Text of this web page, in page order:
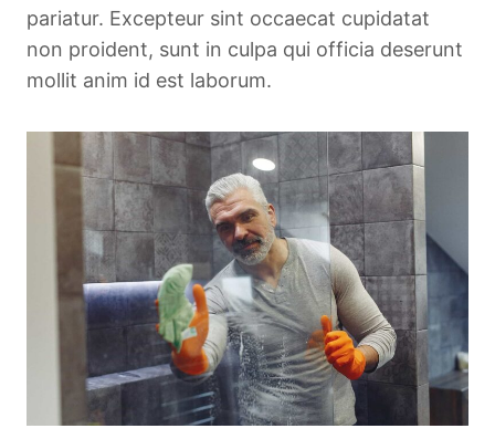
pariatur. Excepteur sint occaecat cupidatat
non proident, sunt in culpa qui officia deserunt
mollit anim id est laborum.